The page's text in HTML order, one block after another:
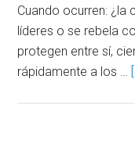
Cuando ocurren: ¿la
líderes o se rebela
protegen entre sí,
rápidamente a los …